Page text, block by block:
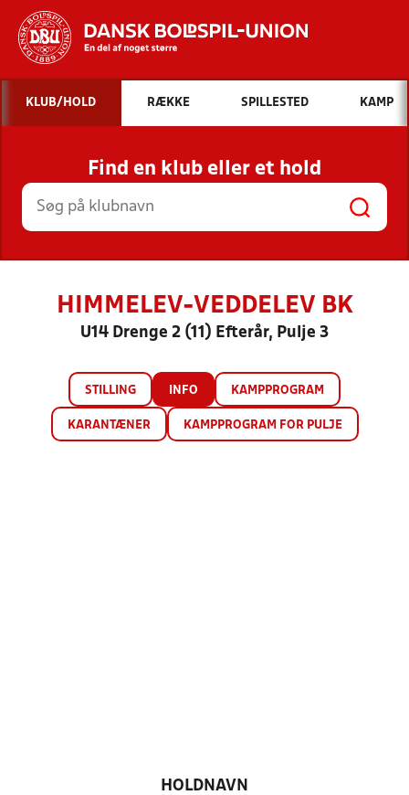
Hvad vil du søge efter?
INDHOLD OG NYHEDER
STILLINGER, RESULTATER, KLUBBER OG
HOLD
KLUB/HOLD RÆKKE SPILLESTED KAMP
Find en klub eller et hold
HIMMELEV-VEDDELEV BK
U14 Drenge 2 (11) Efterår, Pulje 3
STILLING INFO KAMPPROGRAM
KARANTÆNER KAMPPROGRAM FOR PULJE
HOLDNAVN